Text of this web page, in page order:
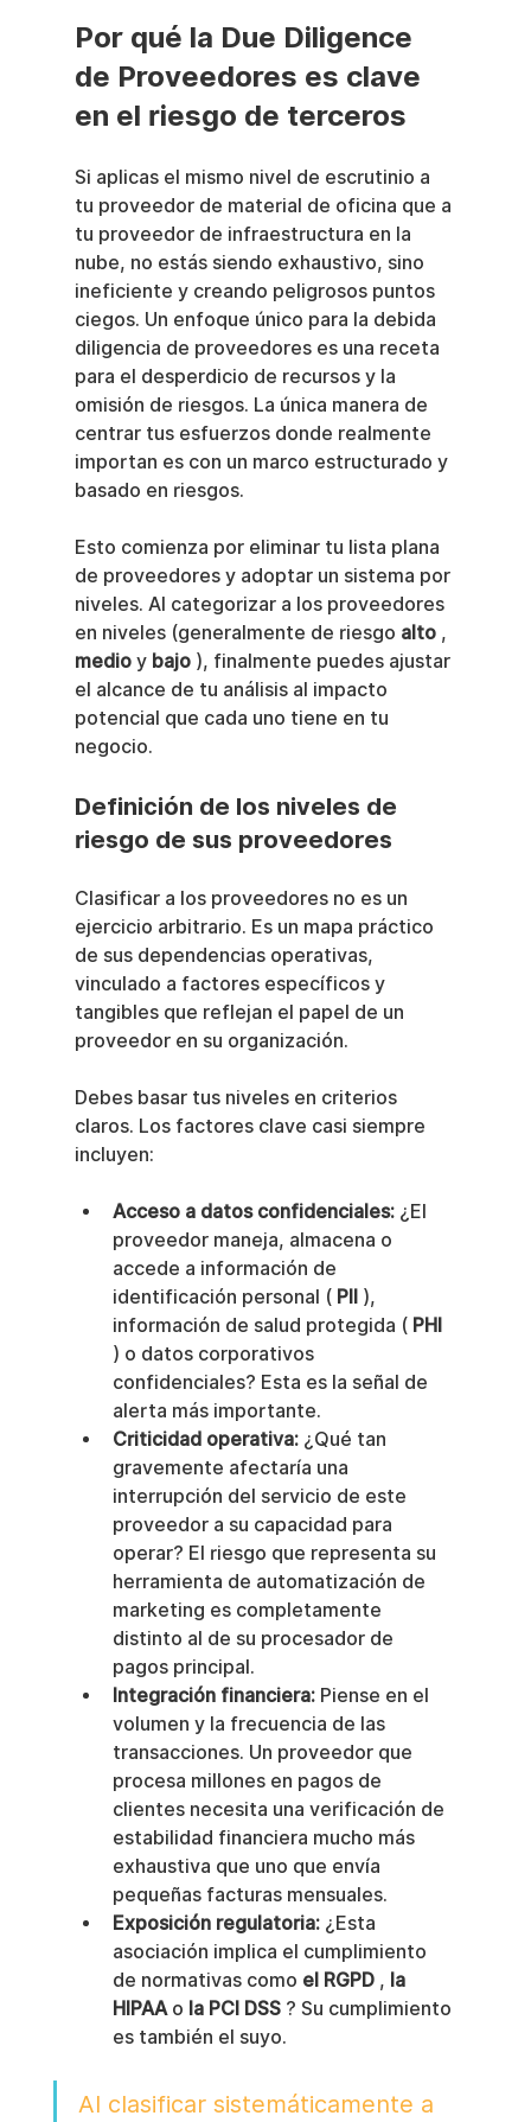
Por qué la Due Diligence
de Proveedores es clave
en el riesgo de terceros
Si aplicas el mismo nivel de escrutinio a
tu proveedor de material de oficina que a
tu proveedor de infraestructura en la
nube, no estás siendo exhaustivo, sino
ineficiente y creando peligrosos puntos
ciegos. Un enfoque único para la debida
diligencia de proveedores es una receta
para el desperdicio de recursos y la
omisión de riesgos. La única manera de
centrar tus esfuerzos donde realmente
importan es con un marco estructurado y
basado en riesgos.
Esto comienza por eliminar tu lista plana
de proveedores y adoptar un sistema por
niveles. Al categorizar a los proveedores
en niveles (generalmente de riesgo alto ,
medio y bajo ), finalmente puedes ajustar
el alcance de tu análisis al impacto
potencial que cada uno tiene en tu
negocio.
Definición de los niveles de
riesgo de sus proveedores
Clasificar a los proveedores no es un
ejercicio arbitrario. Es un mapa práctico
de sus dependencias operativas,
vinculado a factores específicos y
tangibles que reflejan el papel de un
proveedor en su organización.
Debes basar tus niveles en criterios
claros. Los factores clave casi siempre
incluyen:
Acceso a datos confidenciales: ¿El
proveedor maneja, almacena o
accede a información de
identificación personal ( PII ),
información de salud protegida ( PHI
) o datos corporativos
confidenciales? Esta es la señal de
alerta más importante.
Criticidad operativa: ¿Qué tan
gravemente afectaría una
interrupción del servicio de este
proveedor a su capacidad para
operar? El riesgo que representa su
herramienta de automatización de
marketing es completamente
distinto al de su procesador de
pagos principal.
Integración financiera: Piense en el
volumen y la frecuencia de las
transacciones. Un proveedor que
procesa millones en pagos de
clientes necesita una verificación de
estabilidad financiera mucho más
exhaustiva que uno que envía
pequeñas facturas mensuales.
Exposición regulatoria: ¿Esta
asociación implica el cumplimiento
de normativas como el RGPD , la
HIPAA o la PCI DSS ? Su cumplimiento
es también el suyo.
Al clasificar sistemáticamente a